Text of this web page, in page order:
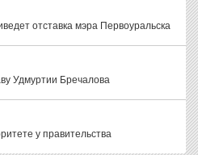
отставка мэра Первоуральска
Удмуртии Бречалова
у правительства